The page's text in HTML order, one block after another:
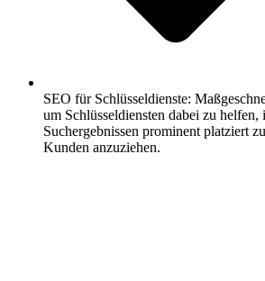
SEO für Schlüsseldienste:
um Schlüsseldiensten dabei zu helfen,
Suchergebnissen prominent platziert
Kunden anzuziehen.